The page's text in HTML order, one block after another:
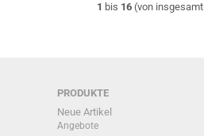
1 bis 16(von insgesamt
PRODUKTE
Neue Artikel
Angebote